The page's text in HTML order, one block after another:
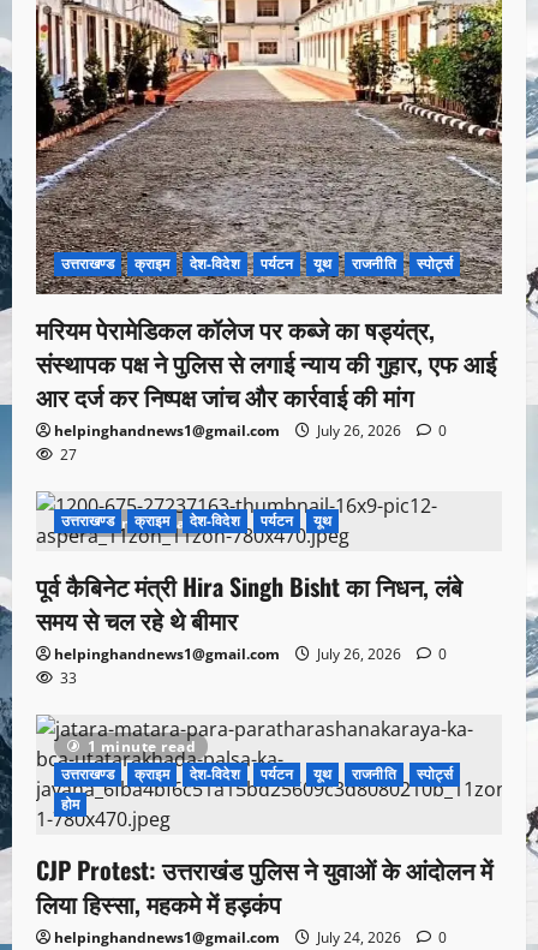
उत्तराखण्ड क्राइम देश-विदेश पर्यटन यूथ राजनीति स्पोर्ट्स
मरियम पेरामेडिकल कॉलेज पर कब्जे का षड्यंत्र,
संस्थापक पक्ष ने पुलिस से लगाई न्याय की गुहार, एफ आई
आर दर्ज कर निष्पक्ष जांच और कार्रवाई की मांग
helpinghandnews1@gmail.com July 26, 2026
0
27
1 minute read
उत्तराखण्ड क्राइम देश-विदेश पर्यटन यूथ
पूर्व कैबिनेट मंत्री Hira Singh Bisht का निधन, लंबे
समय से चल रहे थे बीमार
helpinghandnews1@gmail.com July 26, 2026
0
33
1 minute read
उत्तराखण्ड
क्राइम देश-विदेश पर्यटन यूथ राजनीति
स्पोर्ट्स
होम
CJP Protest: उत्तराखंड पुलिस ने युवाओं के आंदोलन में
लिया हिस्सा, महकमे में हड़कंप
helpinghandnews1@gmail.com July 24, 2026
0